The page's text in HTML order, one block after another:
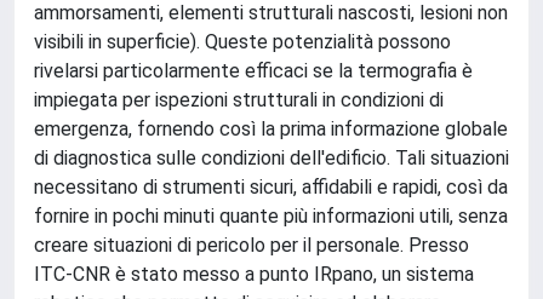
ammorsamenti, elementi strutturali nascosti, lesioni non
visibili in superficie). Queste potenzialità possono
rivelarsi particolarmente efficaci se la termografia è
impiegata per ispezioni strutturali in condizioni di
emergenza, fornendo così la prima informazione globale
di diagnostica sulle condizioni dell'edificio. Tali situazioni
necessitano di strumenti sicuri, affidabili e rapidi, così da
fornire in pochi minuti quante più informazioni utili, senza
creare situazioni di pericolo per il personale. Presso
ITC-CNR è stato messo a punto IRpano, un sistema